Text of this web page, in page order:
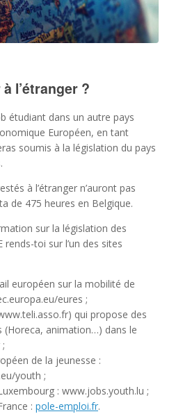
l’étranger ?
étudiant dans un autre pays
Européen, en tant
soumis à la législation du pays
à l’étranger n’auront pas
de 475 heures en Belgique.
sur la législation des
rends-toi sur l’un des sites
européen sur la mobilité de
eures ;
qui propose des
(Horeca, animation…) dans le
de la jeunesse :
youth ;
: www.jobs.youth.lu ;
: pole-emploi.fr.